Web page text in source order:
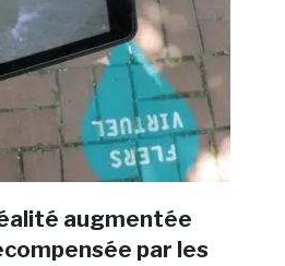
augmentée
par les